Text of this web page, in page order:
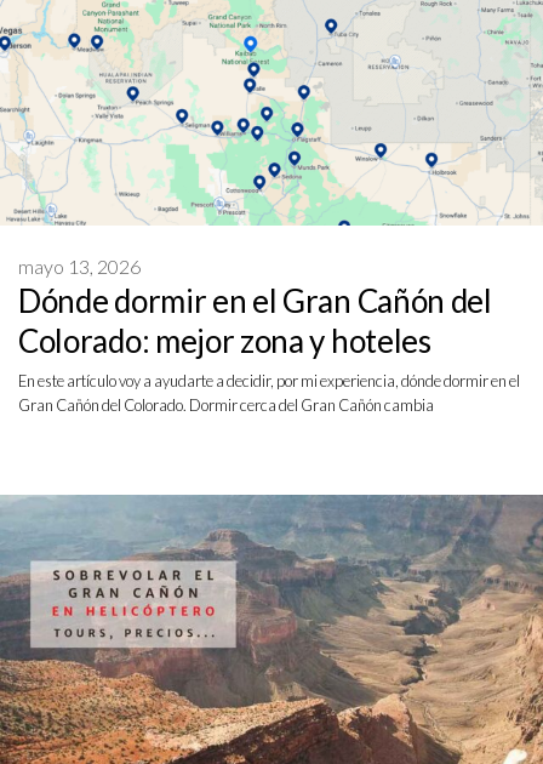
Dónde dormir en el Gran Cañón del
Colorado: mejor zona y hoteles
mayo 13, 2026
En este artículo voy a ayudarte a decidir, por mi experiencia, dónde dormir en el
Gran Cañón del Colorado. Dormir cerca del Gran Cañón cambia